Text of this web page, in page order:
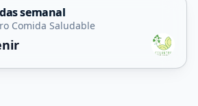
semanal
Comida Saludable